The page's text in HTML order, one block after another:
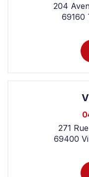
204
69160
271
69400